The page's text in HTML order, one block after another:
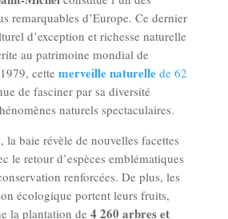
remarquables d’Europe. Ce dernier
d’exception et richesse naturelle
au patrimoine mondial de
cette merveille naturelle de 62
de fasciner par sa diversité
naturels spectaculaires.
la baie révèle de nouvelles facettes
le retour d’espèces emblématiques
renforcées. De plus, les
écologique portent leurs fruits,
la plantation de 4 260 arbres et